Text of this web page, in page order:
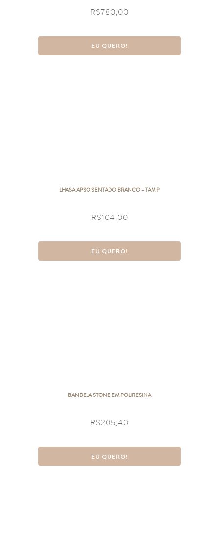
R$780,00
EU QUERO!
LHASA APSO SENTADO BRANCO – TAM P
R$104,00
EU QUERO!
BANDEJA STONE EM POLIRESINA
R$205,40
EU QUERO!